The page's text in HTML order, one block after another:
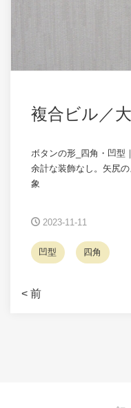
複合ビル／
ボタンの形_四角・凹型
余計な装飾なし。矢尻
象
2023-11-11
凹型 四角
< 前